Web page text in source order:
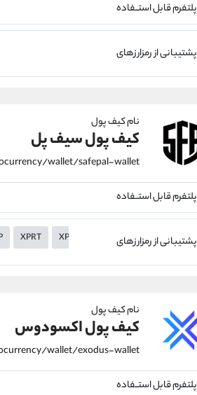
پلتفرم قابل استــفاده
پشتیبانی از رمزارزهای
نام کیف پول
کیف پول سیف پل
پلتفرم قابل استــفاده
پشتیبانی از رمزارزهای XPRT XPR XLM XHV
نام کیف پول
کیف پول اکسودوس
پلتفرم قابل استــفاده